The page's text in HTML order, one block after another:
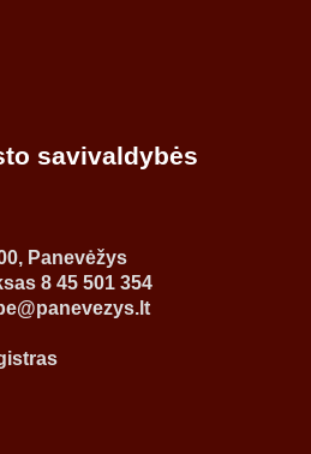
savivaldybės
Panevėžys
8 45 501 354